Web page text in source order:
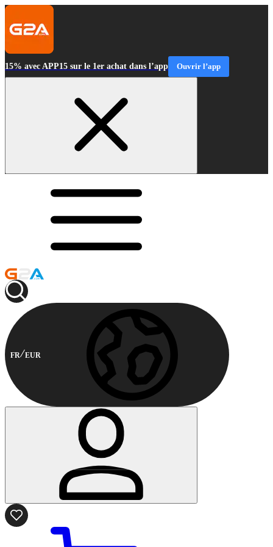
15% avec APP15 sur le 1er achat dans l’app Ouvrir l’app
FR EUR